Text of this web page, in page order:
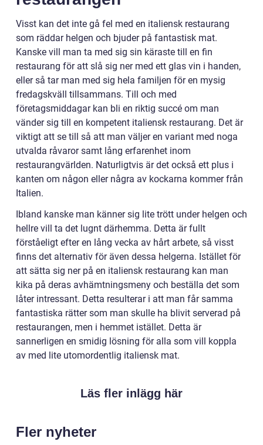
Visst kan det inte gå fel med en italiensk restaurang
som räddar helgen och bjuder på fantastisk mat.
Kanske vill man ta med sig sin käraste till en fin
restaurang för att slå sig ner med ett glas vin i handen,
eller så tar man med sig hela familjen för en mysig
fredagskväll tillsammans. Till och med
företagsmiddagar kan bli en riktig succé om man
vänder sig till en kompetent italiensk restaurang. Det är
viktigt att se till så att man väljer en variant med noga
utvalda råvaror samt lång erfarenhet inom
restaurangvärlden. Naturligtvis är det också ett plus i
kanten om någon eller några av kockarna kommer från
Italien.
Ibland kanske man känner sig lite trött under helgen och
hellre vill ta det lugnt därhemma. Detta är fullt
förståeligt efter en lång vecka av hårt arbete, så visst
finns det alternativ för även dessa helgerna. Istället för
att sätta sig ner på en italiensk restaurang kan man
kika på deras avhämtningsmeny och beställa det som
låter intressant. Detta resulterar i att man får samma
fantastiska rätter som man skulle ha blivit serverad på
restaurangen, men i hemmet istället. Detta är
sannerligen en smidig lösning för alla som vill koppla
av med lite utomordentlig italiensk mat.
Läs fler inlägg här
Fler nyheter